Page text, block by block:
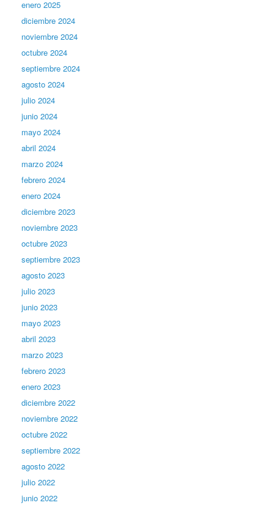
enero 2025
diciembre 2024
noviembre 2024
octubre 2024
septiembre 2024
agosto 2024
julio 2024
junio 2024
mayo 2024
abril 2024
marzo 2024
febrero 2024
enero 2024
diciembre 2023
noviembre 2023
octubre 2023
septiembre 2023
agosto 2023
julio 2023
junio 2023
mayo 2023
abril 2023
marzo 2023
febrero 2023
enero 2023
diciembre 2022
noviembre 2022
octubre 2022
septiembre 2022
agosto 2022
julio 2022
junio 2022